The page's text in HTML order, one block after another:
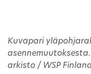
Kuvapari
arkisto / WSP